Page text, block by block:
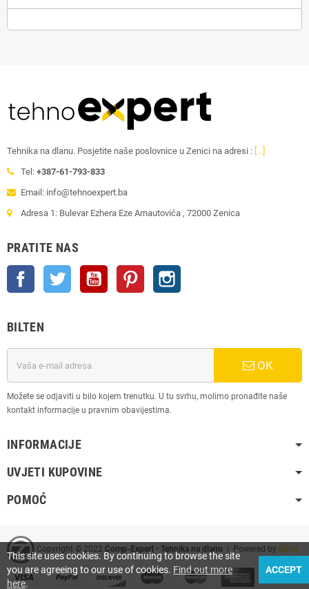
Tehnika na dlanu. Posjetite naše poslovnice u Zenici na adresi : [...]
Tel: +387-61-793-833
Email: info@tehnoexpert.ba
Adresa 1: Bulevar Ezhera Eze Arnautovića , 72000 Zenica
PRATITE NAS
Facebook Twitter YouTube Pinterest
BILTEN
OK
Možete se odjaviti u bilo kojem trenutku. U tu svrhu, molimo pronađite naše
kontakt informacije u pravnim obavijestima.
INFORMACIJE
UVJETI KUPOVINE
POMOĆ
Copyright © 2022 Comp-Expert • Tehnika na dlanu | Powered by Bubo
This site uses cookies. By continuing to browse the site
you are agreeing to our use of cookies. Find out more
here.
ACCEPT